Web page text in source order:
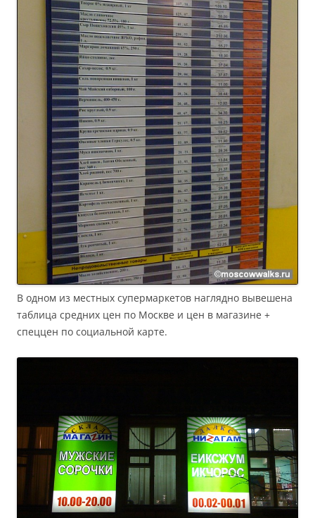
В одном из местных супермаркетов наглядно вывешена
таблица средних цен по Москве и цен в магазине +
спеццен по социальной карте.